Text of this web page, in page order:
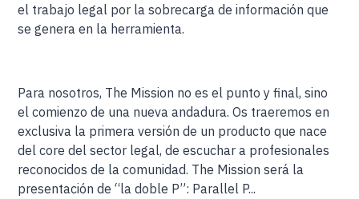
el trabajo legal por la sobrecarga de información que
se genera en la herramienta.
Para nosotros, The Mission no es el punto y final, sino
el comienzo de una nueva andadura. Os traeremos en
exclusiva la primera versión de un producto que nace
del core del sector legal, de escuchar a profesionales
reconocidos de la comunidad. The Mission será la
presentación de “la doble P”: Parallel P...